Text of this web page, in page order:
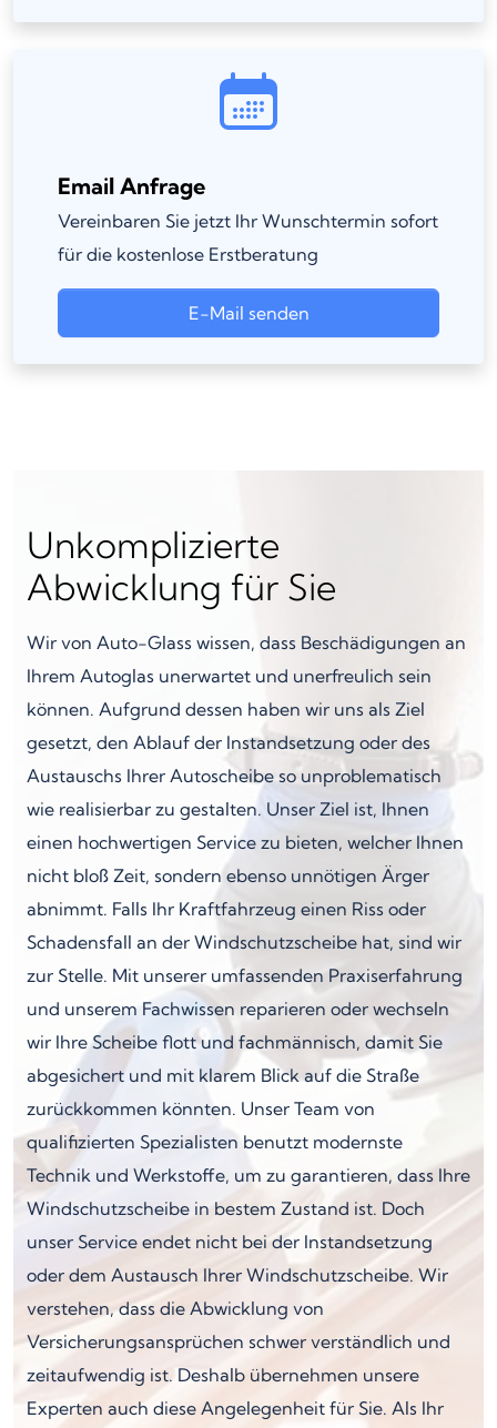
Email Anfrage
Vereinbaren Sie jetzt Ihr Wunschtermin sofort
für die kostenlose Erstberatung
E-Mail senden
Unkomplizierte
Abwicklung für Sie
Wir von Auto-Glass wissen, dass Beschädigungen an
Ihrem Autoglas unerwartet und unerfreulich sein
können. Aufgrund dessen haben wir uns als Ziel
gesetzt, den Ablauf der Instandsetzung oder des
Austauschs Ihrer Autoscheibe so unproblematisch
wie realisierbar zu gestalten. Unser Ziel ist, Ihnen
einen hochwertigen Service zu bieten, welcher Ihnen
nicht bloß Zeit, sondern ebenso unnötigen Ärger
abnimmt. Falls Ihr Kraftfahrzeug einen Riss oder
Schadensfall an der Windschutzscheibe hat, sind wir
zur Stelle. Mit unserer umfassenden Praxiserfahrung
und unserem Fachwissen reparieren oder wechseln
wir Ihre Scheibe flott und fachmännisch, damit Sie
abgesichert und mit klarem Blick auf die Straße
zurückkommen könnten. Unser Team von
qualifizierten Spezialisten benutzt modernste
Technik und Werkstoffe, um zu garantieren, dass Ihre
Windschutzscheibe in bestem Zustand ist. Doch
unser Service endet nicht bei der Instandsetzung
oder dem Austausch Ihrer Windschutzscheibe. Wir
verstehen, dass die Abwicklung von
Versicherungsansprüchen schwer verständlich und
zeitaufwendig ist. Deshalb übernehmen unsere
Experten auch diese Angelegenheit für Sie. Als Ihr